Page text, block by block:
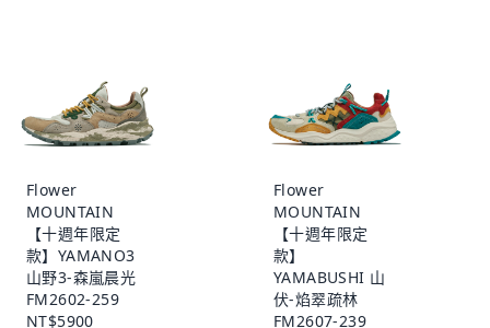
Flower
MOUNTAIN
【十週年限定
款】YAMANO3
山野3-森嵐晨光
FM2602-259
NT$5900
Flower
MOUNTAIN
【十週年限定
款】
YAMABUSHI 山
伏-焰翠疏林
FM2607-239